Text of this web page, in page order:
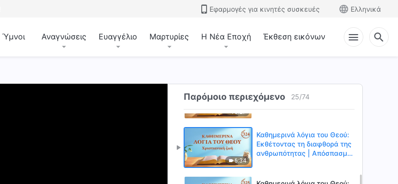
Εφαρμογές για κινητές συσκευές Ελληνικά
Ύμνοι Αναγνώσεις Ευαγγέλιο Μαρτυρίες Η Νέα Εποχή Έκθεση εικόνων
Παρόμοιο περιεχόμενο 25/74
7:31
ανθρωπότητας | Απόσπασμα
Καθημερινά λόγια του Θεού:
Εκθέτοντας τη διαφθορά της
10:27
Καθημερινά λόγια του Θεού:
Εκθέτοντας τη διαφθορά της
6:34
Καθημερινά λόγια του Θεού:
Εκθέτοντας τη διαφθορά της
ανθρωπότητας | Απόσπασμα